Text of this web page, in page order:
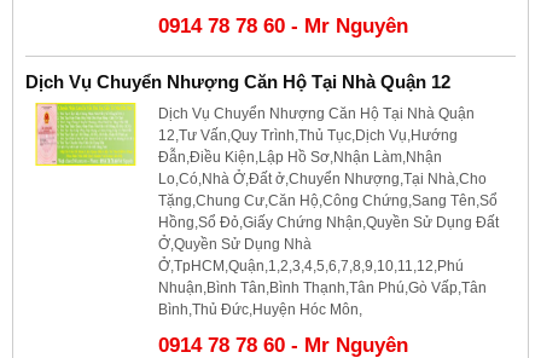
0914 78 78 60 - Mr Nguyên
Dịch Vụ Chuyển Nhượng Căn Hộ Tại Nhà Quận 12
Dịch Vụ Chuyển Nhượng Căn Hộ Tại Nhà Quận
12,Tư Vấn,Quy Trình,Thủ Tục,Dịch Vụ,Hướng
Đẫn,Điều Kiện,Lập Hồ Sơ,Nhận Làm,Nhận
Lo,Có,Nhà Ở,Đất ở,Chuyển Nhượng,Tại Nhà,Cho
Tặng,Chung Cư,Căn Hộ,Công Chứng,Sang Tên,Sổ
Hồng,Sổ Đỏ,Giấy Chứng Nhận,Quyền Sử Dụng Đất
Ở,Quyền Sử Dụng Nhà
Ở,TpHCM,Quận,1,2,3,4,5,6,7,8,9,10,11,12,Phú
Nhuận,Bình Tân,Bình Thạnh,Tân Phú,Gò Vấp,Tân
Bình,Thủ Đức,Huyện Hóc Môn,
0914 78 78 60 - Mr Nguyên